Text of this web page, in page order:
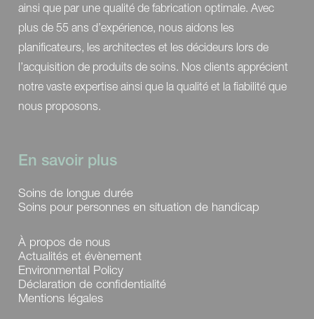
ainsi que par une qualité de fabrication optimale. Avec
plus de 55 ans d’expérience, nous aidons les
planificateurs, les architectes et les décideurs lors de
l’acquisition de produits de soins. Nos clients apprécient
notre vaste expertise ainsi que la qualité et la fiabilité que
nous proposons.
En savoir plus
Soins de longue durée
Soins pour personnes en situation de handicap
À propos de nous
Actualités et évènement
Environmental Policy
Déclaration de confidentialité
Mentions légales